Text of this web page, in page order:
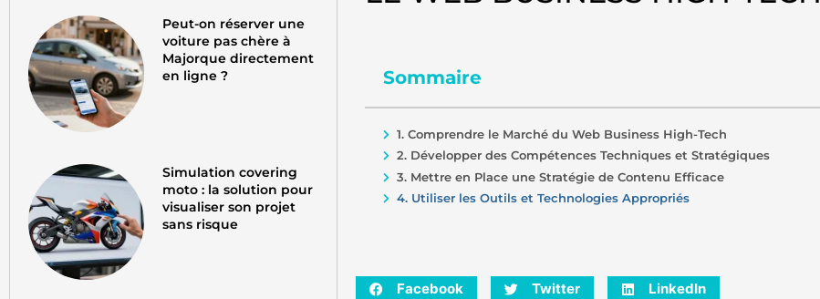
Peut-on réserver une
voiture pas chère à
Majorque directement
en ligne ?
Simulation covering
moto : la solution pour
visualiser son projet
sans risque
Sommaire
1. Comprendre le Marché du Web Business High-Tech
2. Développer des Compétences Techniques et Stratégiques
3. Mettre en Place une Stratégie de Contenu Efficace
4. Utiliser les Outils et Technologies Appropriés
Facebook Twitter LinkedIn